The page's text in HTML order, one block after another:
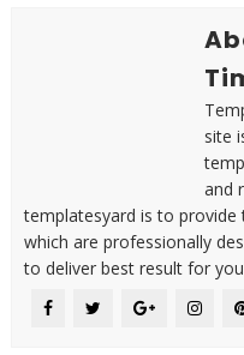
site
and
templatesyard is to
which are professionally
to deliver best result for